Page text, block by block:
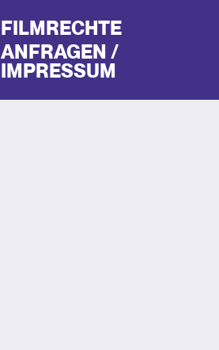
FILMRECHTE
ANFRAGEN /
IMPRESSUM